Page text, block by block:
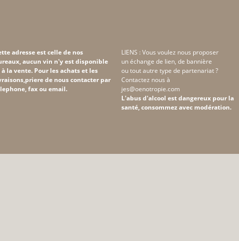
adresse est celle de nos
aucun vin n'y est disponible
à la vente. Pour les achats et les
de nous contacter par
fax ou email.
LIENS : Vous voulez nous proposer
un échange de lien, de bannière
ou tout autre type de partenariat ?
Contactez nous à
jes@oenotropie.com
L'abus d'alcool est dangereux pour la
santé, consommez avec modération.